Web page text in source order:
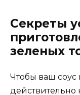
Секреты
зеленых
Чтобы ваш соус
действительно